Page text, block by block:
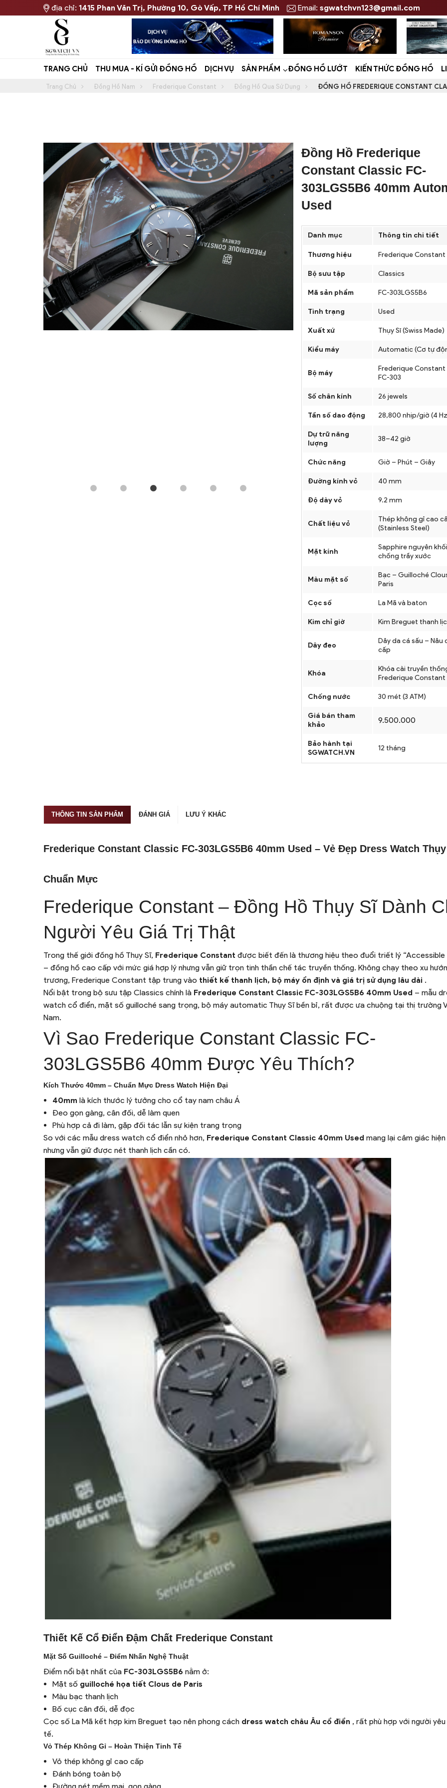
địa chỉ: 1415 Phan Văn Trị, Phường 10, Gò Vấp, TP Hồ Chí Minh Email: sgwatchvn123@gmail.com
TRANG CHỦ THU MUA - KÍ GỬI ĐỒNG HỒ DỊCH VỤ SẢN PHẨM ĐỒNG HỒ LƯỚT KIẾN THỨC ĐỒNG HỒ
Trang Chủ Đồng Hồ Nam Frederique Constant Đồng Hồ Qua Sử Dụng ĐỒNG HỒ FREDERIQUE CONSTANT
Đồng Hồ Frederique
Constant Classic FC-
303LGS5B6 40mm
Used
Danh mục Thông tin chi tiết
Thương hiệu Frederique Constant
Bộ sưu tập Classics
Mã sản phẩm FC-303LGS5B6
Tình trạng Used
Xuất xứ Thụy Sĩ (Swiss Made)
Kiểu máy Automatic (Cơ tự
Bộ máy
Frederique Constant
FC-303
Số chân kính 26 jewels
Tần số dao động 28,800 nhịp/giờ (4
Dự trữ năng
lượng
38–42 giờ
Chức năng Giờ – Phút – Giây
Đường kính vỏ 40 mm
Độ dày vỏ 9.2 mm
Chất liệu vỏ
Thép không gỉ cao
(Stainless Steel)
Mặt kính
Sapphire nguyên
chống trầy xước
Màu mặt số
Bạc – Guilloché
Paris
Cọc số La Mã và baton
Kim chỉ giờ Kim Breguet thanh
Dây đeo
Dây da cá sấu – Nâu
cấp
Khóa
Khóa cài truyền
Frederique Constant
Chống nước 30 mét (3 ATM)
Giá bán tham
khảo
9.500.000
Bảo hành tại
SGWATCH.VN
12 tháng
THÔNG TIN SẢN PHẨM ĐÁNH GIÁ LƯU Ý KHÁC
Frederique Constant Classic FC-303LGS5B6 40mm Used – Vẻ Đẹp Dress Watch
Chuẩn Mực
Frederique Constant – Đồng Hồ Thụy Sĩ Dành
Người Yêu Giá Trị Thật
Trong thế giới đồng hồ Thụy Sĩ, Frederique Constant được biết đến là thương hiệu theo đuổi triết lý “Accessible
– đồng hồ cao cấp với mức giá hợp lý nhưng vẫn giữ trọn tinh thần chế tác truyền thống. Không chạy theo xu
trương, Frederique Constant tập trung vào thiết kế thanh lịch, bộ máy ổn định và giá trị sử dụng lâu dài .
Nổi bật trong bộ sưu tập Classics chính là Frederique Constant Classic FC-303LGS5B6 40mm Used – mẫu
watch cổ điển, mặt số guilloché sang trọng, bộ máy automatic Thụy Sĩ bền bỉ, rất được ưa chuộng tại thị trường
Nam.
Vì Sao Frederique Constant Classic FC-
303LGS5B6 40mm Được Yêu Thích?
Kích Thước 40mm – Chuẩn Mực Dress Watch Hiện Đại
40mm là kích thước lý tưởng cho cổ tay nam châu Á
Đeo gọn gàng, cân đối, dễ làm quen
Phù hợp cả đi làm, gặp đối tác lẫn sự kiện trang trọng
So với các mẫu dress watch cổ điển nhỏ hơn, Frederique Constant Classic 40mm Used mang lại cảm giác
nhưng vẫn giữ được nét thanh lịch cần có.
Thiết Kế Cổ Điển Đậm Chất Frederique Constant
Mặt Số Guilloché – Điểm Nhấn Nghệ Thuật
Điểm nổi bật nhất của FC-303LGS5B6 nằm ở:
Mặt số guilloché họa tiết Clous de Paris
Màu bạc thanh lịch
Bố cục cân đối, dễ đọc
Cọc số La Mã kết hợp kim Breguet tạo nên phong cách dress watch châu Âu cổ điển , rất phù hợp với người
tế.
Vỏ Thép Không Gỉ – Hoàn Thiện Tinh Tế
Vỏ thép không gỉ cao cấp
Đánh bóng toàn bộ
Đường nét mềm mại, gọn gàng